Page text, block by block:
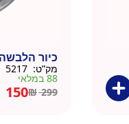
כיור הלבשה
מק”ט: 5217
88 במלאי
₪299
150